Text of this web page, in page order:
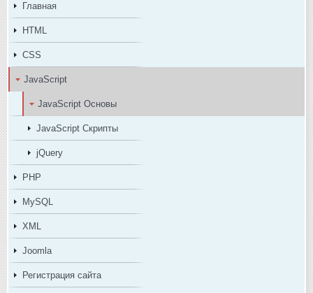
Главная
HTML
CSS
JavaScript
JavaScript Основы
JavaScript Скрипты
jQuery
PHP
MySQL
XML
Joomla
Регистрация сайта